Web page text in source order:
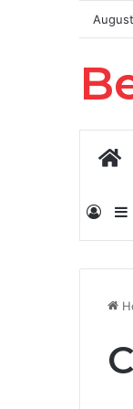
Log